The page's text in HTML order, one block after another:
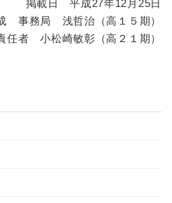
掲載日 平成27年12月25日
事務局 浅哲治（高１５期）
任者 小松崎敏彰（高２１期）